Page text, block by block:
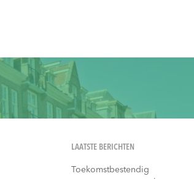
LAATSTE BERICHTEN
Toekomstbestendig